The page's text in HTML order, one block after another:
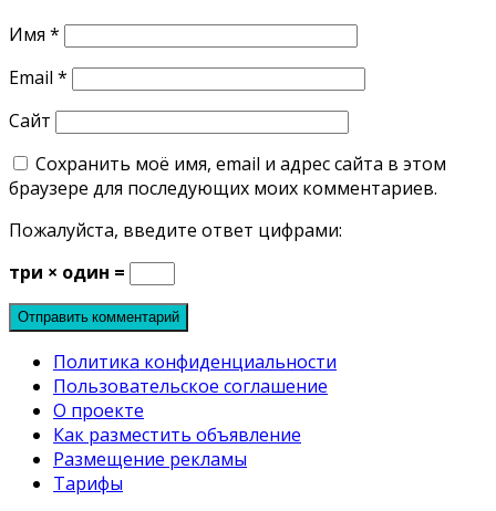
Имя *
Email *
Сайт
Сохранить моё имя, email и адрес сайта в этом
браузере для последующих моих комментариев.
Пожалуйста, введите ответ цифрами:
три × один =
Политика конфиденциальности
Пользовательское соглашение
О проекте
Как разместить объявление
Размещение рекламы
Тарифы